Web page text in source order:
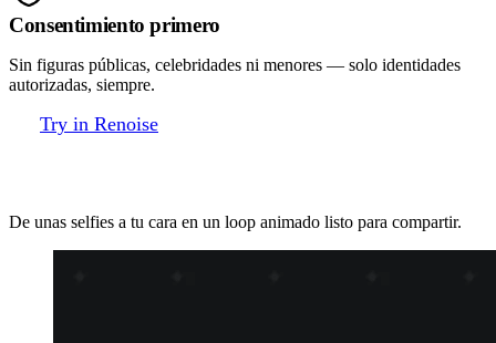
Consentimiento primero
Sin figuras públicas, celebridades ni menores — solo identidades
autorizadas, siempre.
Try in Renoise
De unas selfies a tu cara en un loop animado listo para compartir.